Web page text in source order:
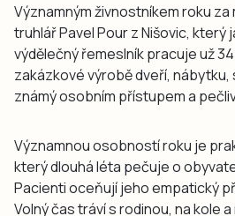
Významným živnostníkem roku
truhlář Pavel Pour z Nišovic, který
výdělečný řemeslník pracuje už
zakázkové výrobě dveří, nábytku,
známý osobním přístupem a
Významnou osobností roku je
který dlouhá léta pečuje o
Pacienti oceňují jeho empatický
Volný čas tráví s rodinou, na kole